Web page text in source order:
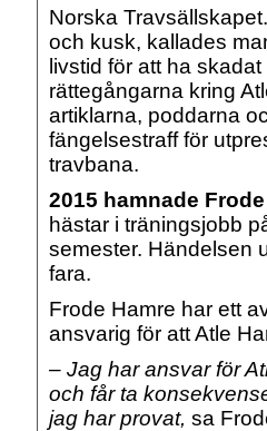
Norska
och kusk, kallades
livstid för att ha
rättegångarna kring
artiklarna, poddarna
fängelsestraff för
travbana.
2015 hamnade
hästar i träningsjobb
semester. Händelsen
fara.
Frode Hamre har ett
ansvarig för att Atle
– Jag har ansvar för
och får ta
jag har provat, sa